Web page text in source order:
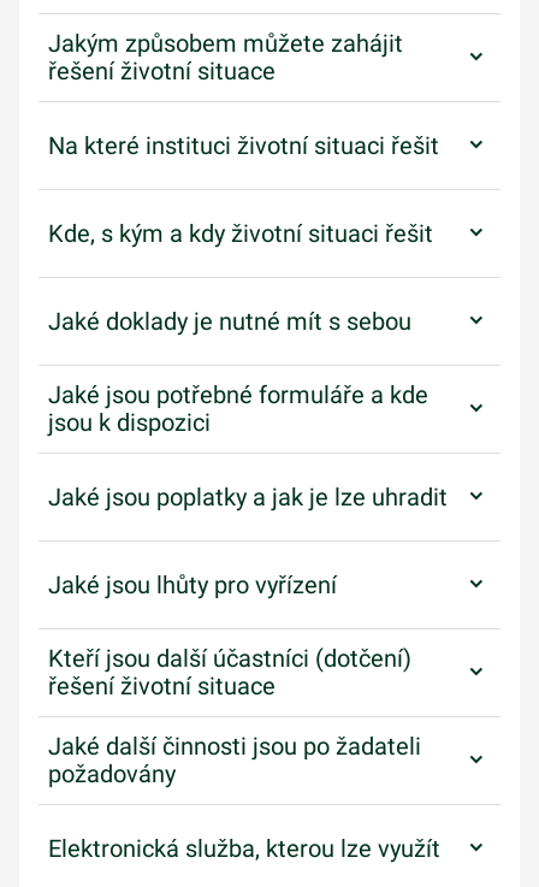
Jakým způsobem můžete zahájit
řešení životní situace
Na které instituci životní situaci řešit
Kde, s kým a kdy životní situaci řešit
Jaké doklady je nutné mít s sebou
Jaké jsou potřebné formuláře a kde
jsou k dispozici
Jaké jsou poplatky a jak je lze uhradit
Jaké jsou lhůty pro vyřízení
Kteří jsou další účastníci (dotčení)
řešení životní situace
Jaké další činnosti jsou po žadateli
požadovány
Elektronická služba, kterou lze využít